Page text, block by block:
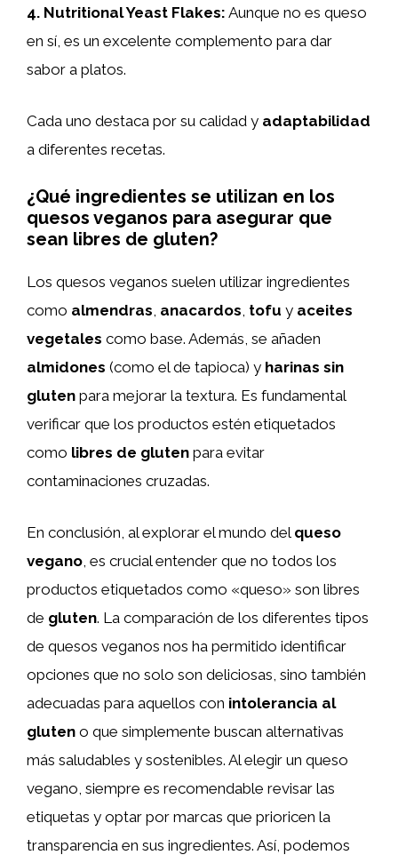
4. Nutritional Yeast Flakes: Aunque no es queso
en sí, es un excelente complemento para dar
sabor a platos.
Cada uno destaca por su calidad y adaptabilidad
a diferentes recetas.
¿Qué ingredientes se utilizan en los
quesos veganos para asegurar que
sean libres de gluten?
Los quesos veganos suelen utilizar ingredientes
como almendras, anacardos, tofu y aceites
vegetales como base. Además, se añaden
almidones (como el de tapioca) y harinas sin
gluten para mejorar la textura. Es fundamental
verificar que los productos estén etiquetados
como libres de gluten para evitar
contaminaciones cruzadas.
En conclusión, al explorar el mundo del queso
vegano , es crucial entender que no todos los
productos etiquetados como «queso» son libres
de gluten. La comparación de los diferentes tipos
de quesos veganos nos ha permitido identificar
opciones que no solo son deliciosas, sino también
adecuadas para aquellos con intolerancia al
gluten o que simplemente buscan alternativas
más saludables y sostenibles. Al elegir un queso
vegano, siempre es recomendable revisar las
etiquetas y optar por marcas que prioricen la
transparencia en sus ingredientes. Así, podemos